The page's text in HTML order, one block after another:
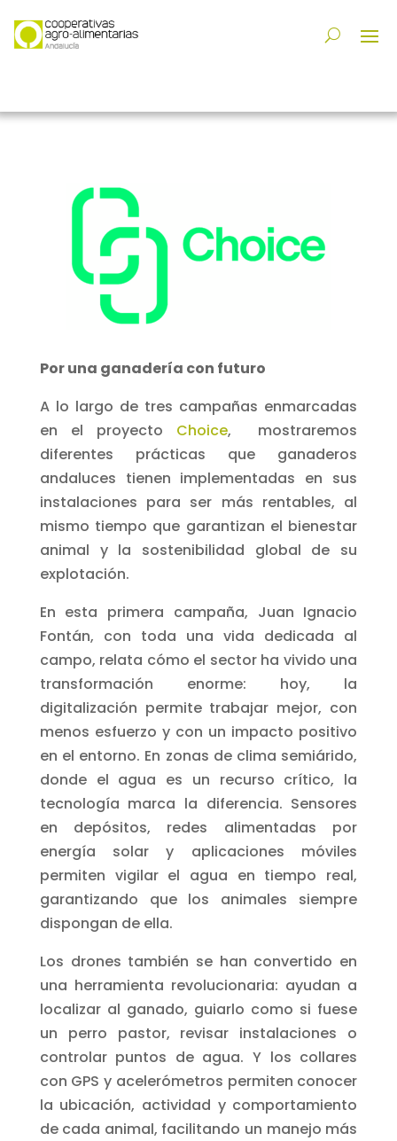
Por una ganadería con futuro
A lo largo de tres campañas enmarcadas
en el proyecto Choice, mostraremos
diferentes prácticas que ganaderos
andaluces tienen implementadas en sus
instalaciones para ser más rentables, al
mismo tiempo que garantizan el bienestar
animal y la sostenibilidad global de su
explotación.
En esta primera campaña, Juan Ignacio
Fontán, con toda una vida dedicada al
campo, relata cómo el sector ha vivido una
transformación enorme: hoy, la
digitalización permite trabajar mejor, con
menos esfuerzo y con un impacto positivo
en el entorno. En zonas de clima semiárido,
donde el agua es un recurso crítico, la
tecnología marca la diferencia. Sensores
en depósitos, redes alimentadas por
energía solar y aplicaciones móviles
permiten vigilar el agua en tiempo real,
garantizando que los animales siempre
dispongan de ella.
Los drones también se han convertido en
una herramienta revolucionaria: ayudan a
localizar al ganado, guiarlo como si fuese
un perro pastor, revisar instalaciones o
controlar puntos de agua. Y los collares
con GPS y acelerómetros permiten conocer
la ubicación, actividad y comportamiento
de cada animal, facilitando un manejo más